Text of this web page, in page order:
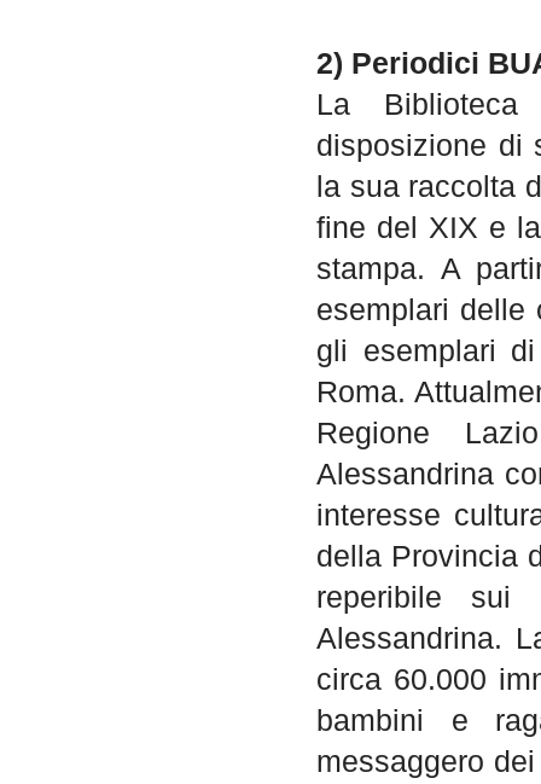
2) Periodici
La Biblioteca
disposizione di
la sua raccolta
fine del XIX e
stampa. A
esemplari delle
gli esemplari
Roma.
Regione
Alessandrina
interesse
della Provincia
reperibile sui
Alessandrina.
circa 60.000
bambini e
messaggero